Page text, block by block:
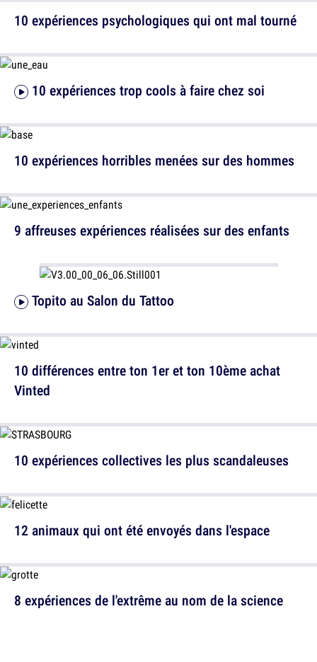
10 expériences psychologiques qui ont mal tourné
9 affreuses expériences réalisées sur des enfants
10 différences entre ton 1er et ton 10ème achat
Vinted
10 expériences collectives les plus scandaleuses
12 animaux qui ont été envoyés dans l'espace
10 expériences trop cools à faire chez soi
10 expériences horribles menées sur des hommes
Topito au Salon du Tattoo
8 expériences de l'extrême au nom de la science